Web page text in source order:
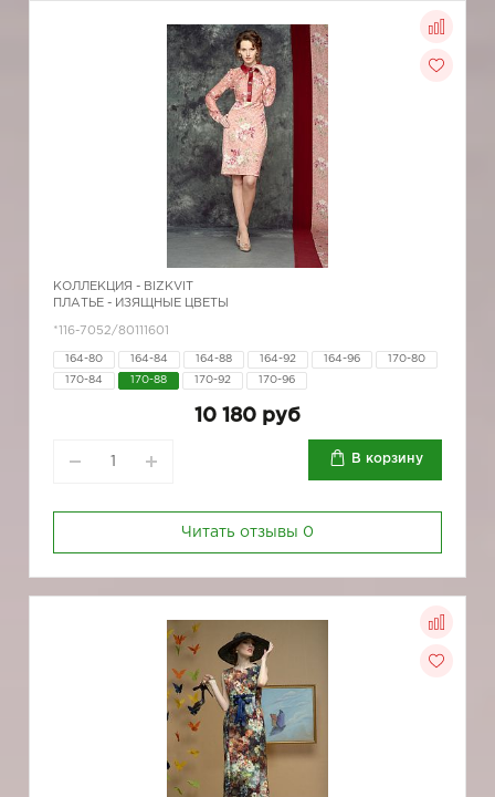
КОЛЛЕКЦИЯ - BIZKVIT
ПЛАТЬЕ - ИЗЯЩНЫЕ ЦВЕТЫ
*116-7052/80111601
164-80 164-84 164-88 164-92 164-96 170-80
170-84 170-88 170-92 170-96
10 180 руб
В корзину
Читать отзывы 0